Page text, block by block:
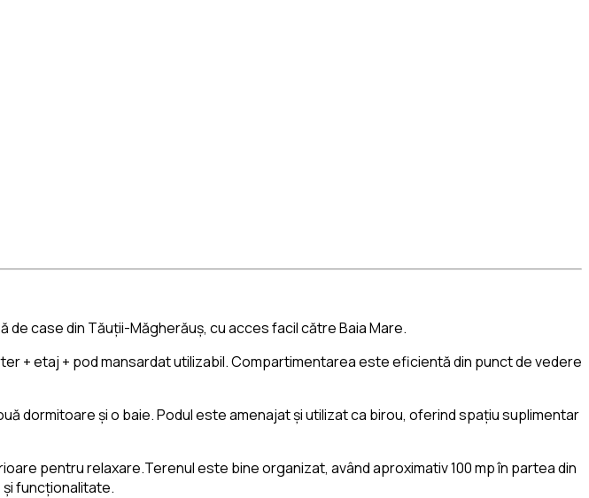
de case din Tăuții-Măgherăuș, cu acces facil cătreBaia Mare.
+ etaj + pod mansardat utilizabil. Compartimentarea este eficientă din punct de vedere
dormitoare și o baie. Podul este amenajat și utilizat ca birou, oferind spațiu suplimentar
pentru relaxare.Terenul este bine organizat, având aproximativ 100 mp în partea din
și funcționalitate.